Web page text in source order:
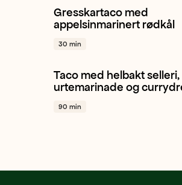
Gresskar Hvitløk
Gresskartaco med
appelsinmarinert rødkål
30 min
Sellerirot Persille Hvitløk
Taco med helbakt selleri,
urtemarinade og
90 min